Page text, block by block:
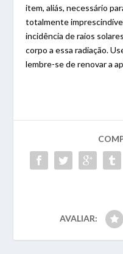
item, aliás, necessário
totalmente
incidência de raios
corpo a essa radiação.
lembre-se de renovar a
AVALIAR: